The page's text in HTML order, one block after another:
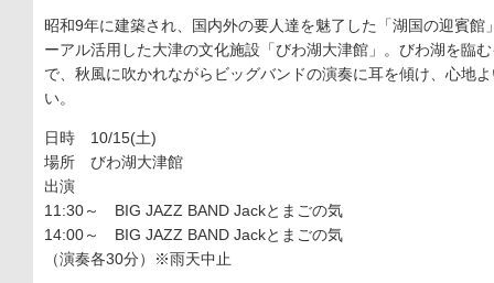
昭和9年に建築され、国内外の要人達を魅了した「湖国の迎賓館
ーアル活用した大津の文化施設「びわ湖大津館」。びわ湖を臨
で、秋風に吹かれながらビッグバンドの演奏に耳を傾け、心地
い。
日時 10/15(土)
場所 びわ湖大津館
出演
11:30～ BIG JAZZ BAND Jackとまごの気
14:00～ BIG JAZZ BAND Jackとまごの気
（演奏各30分）※雨天中止